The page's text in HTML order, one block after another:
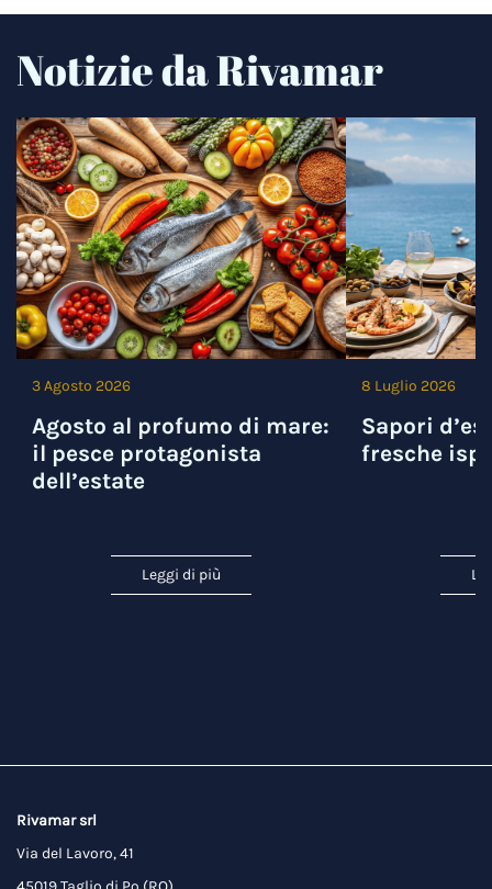
Notizie da Rivamar
3 Agosto 2026
Agosto al profumo di mare:
il pesce protagonista
dell’estate
Leggi di più
8 Luglio 2026
Sapori
fresche
Rivamar srl
Via del Lavoro, 41